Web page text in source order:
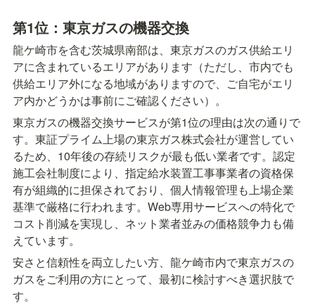
第1位：東京ガスの機器交換
龍ケ崎市を含む茨城県南部は、東京ガスのガス供給エリ
アに含まれているエリアがあります（ただし、市内でも
供給エリア外になる地域がありますので、ご自宅がエリ
ア内かどうかは事前にご確認ください）。
東京ガスの機器交換サービスが第1位の理由は次の通りで
す。東証プライム上場の東京ガス株式会社が運営してい
るため、10年後の存続リスクが最も低い業者です。認定
施工会社制度により、指定給水装置工事事業者の資格保
有が組織的に担保されており、個人情報管理も上場企業
基準で厳格に行われます。Web専用サービスへの特化で
コスト削減を実現し、ネット業者並みの価格競争力も備
えています。
安さと信頼性を両立したい方、龍ケ崎市内で東京ガスの
ガスをご利用の方にとって、最初に検討すべき選択肢で
す。